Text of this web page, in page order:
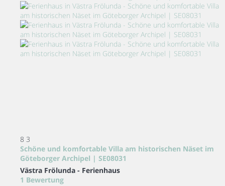
8 3
Schöne und komfortable Villa am historischen Näset im
Göteborger Archipel | SE08031
Västra Frölunda - Ferienhaus
1 Bewertung